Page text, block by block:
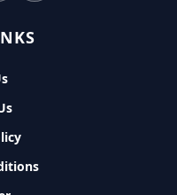
और जमा पर तगड़ा ब्याज
गरीब परिवारों के लिए शुरू
को मिलेगा पैसा